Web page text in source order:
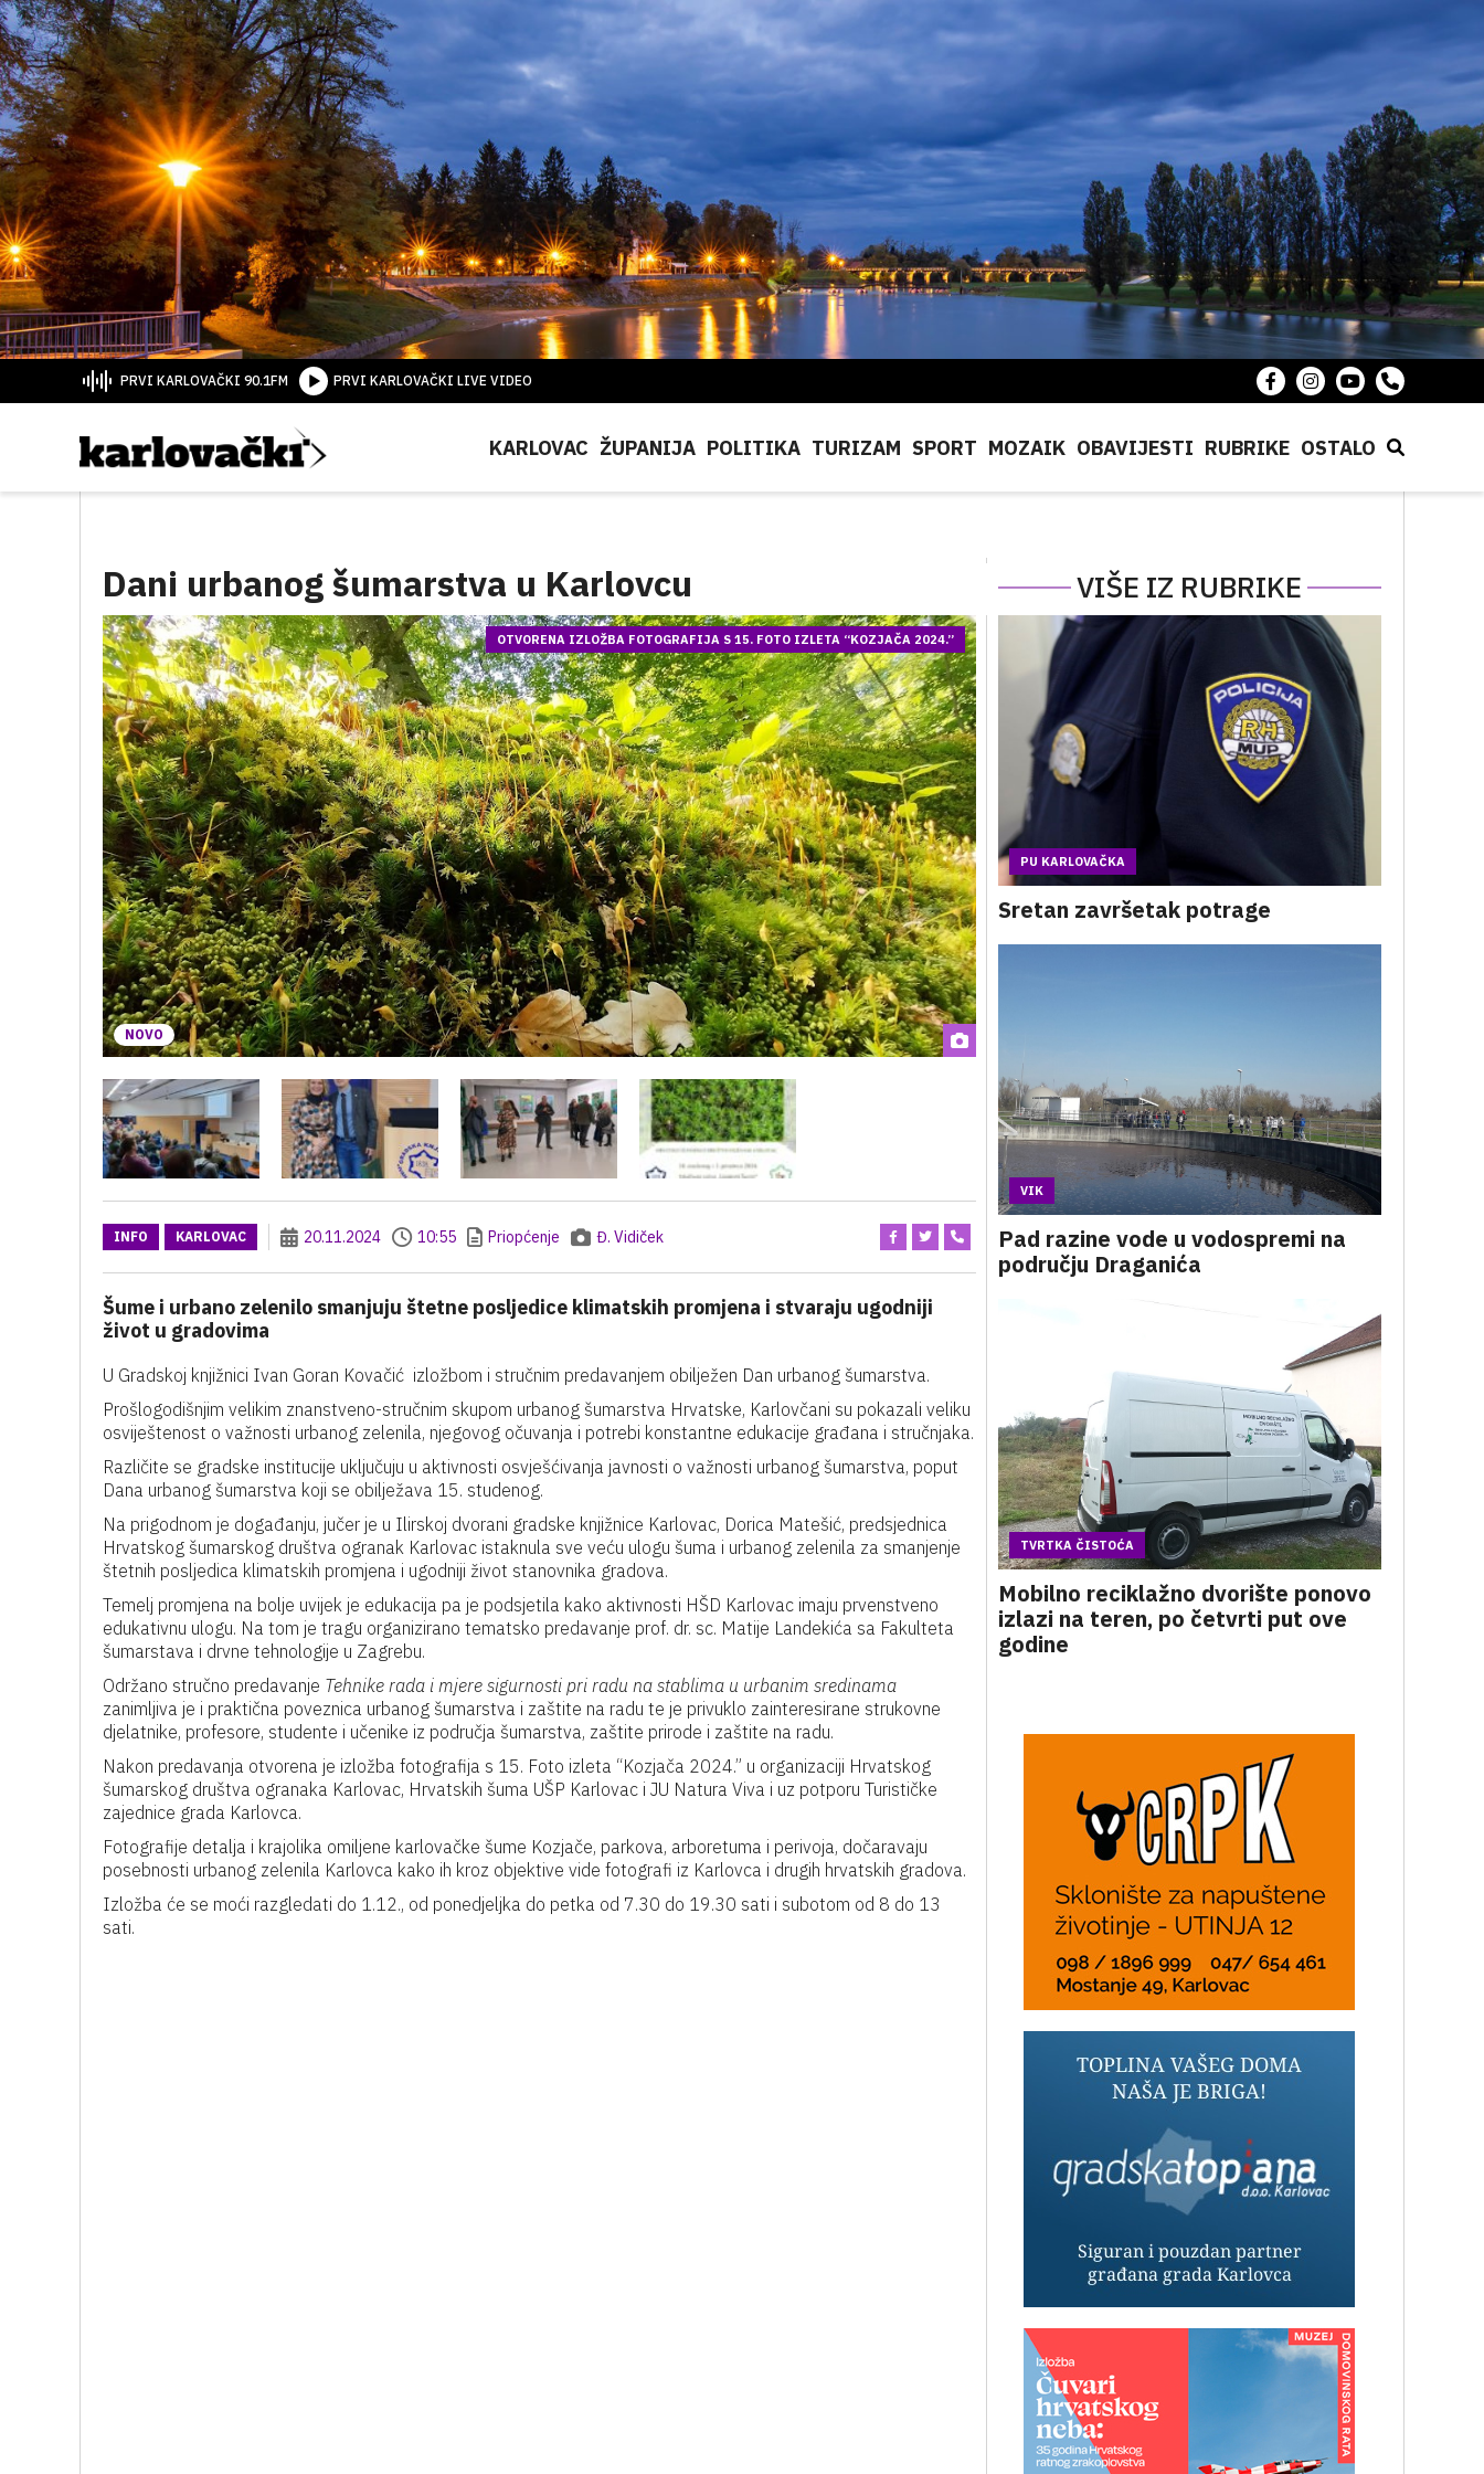
PRVI KARLOVAČKI 90.1FM PRVI KARLOVAČKI LIVE VIDEO
KARLOVAC ŽUPANIJA POLITIKA TURIZAM SPORT MOZAIK OBAVIJESTI RUBRIKE OSTALO
Dani urbanog šumarstva u Karlovcu VIŠE IZ RUBRIKE
NOVO
OTVORENA IZLOŽBA FOTOGRAFIJA S 15. FOTO IZLETA “KOZJAČA 2024.”
INFO KARLOVAC 20.11.2024 10:55 Priopćenje Đ. Vidiček
Šume i urbano zelenilo smanjuju štetne posljedice klimatskih promjena i stvaraju ugodniji
život u gradovima
U Gradskoj knjižnici Ivan Goran Kovačić izložbom i stručnim predavanjem obilježen Dan urbanog šumarstva.
Prošlogodišnjim velikim znanstveno-stručnim skupom urbanog šumarstva Hrvatske, Karlovčani su pokazali veliku
osviještenost o važnosti urbanog zelenila, njegovog očuvanja i potrebi konstantne edukacije građana i stručnjaka.
Različite se gradske institucije uključuju u aktivnosti osvješćivanja javnosti o važnosti urbanog šumarstva, poput
Dana urbanog šumarstva koji se obilježava 15. studenog.
Na prigodnom je događanju, jučer je u Ilirskoj dvorani gradske knjižnice Karlovac, Dorica Matešić, predsjednica
Hrvatskog šumarskog društva ogranak Karlovac istaknula sve veću ulogu šuma i urbanog zelenila za smanjenje
štetnih posljedica klimatskih promjena i ugodniji život stanovnika gradova.
Temelj promjena na bolje uvijek je edukacija pa je podsjetila kako aktivnosti HŠD Karlovac imaju prvenstveno
edukativnu ulogu. Na tom je tragu organizirano tematsko predavanje prof. dr. sc. Matije Landekića sa Fakulteta
šumarstava i drvne tehnologije u Zagrebu.
Održano stručno predavanje Tehnike rada i mjere sigurnosti pri radu na stablima u urbanim sredinama
zanimljiva je i praktična poveznica urbanog šumarstva i zaštite na radu te je privuklo zainteresirane strukovne
djelatnike, profesore, studente i učenike iz područja šumarstva, zaštite prirode i zaštite na radu.
Nakon predavanja otvorena je izložba fotografija s 15. Foto izleta “Kozjača 2024.” u organizaciji Hrvatskog
šumarskog društva ogranaka Karlovac, Hrvatskih šuma UŠP Karlovac i JU Natura Viva i uz potporu Turističke
zajednice grada Karlovca.
Fotografije detalja i krajolika omiljene karlovačke šume Kozjače, parkova, arboretuma i perivoja, dočaravaju
posebnosti urbanog zelenila Karlovca kako ih kroz objektive vide fotografi iz Karlovca i drugih hrvatskih gradova.
Izložba će se moći razgledati do 1.12., od ponedjeljka do petka od 7.30 do 19.30 sati i subotom od 8 do 13
sati.
PU KARLOVAČKA
Sretan završetak potrage
VIK
Pad razine vode u vodospremi na
području Draganića
TVRTKA ČISTOĆA
Mobilno reciklažno dvorište ponovo
izlazi na teren, po četvrti put ove
godine